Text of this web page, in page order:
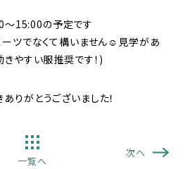
15:00の予定です
ツでなくて構いません☺見学があ
きやすい服推奨です！)
りがとうございました！
一覧へ
次へ